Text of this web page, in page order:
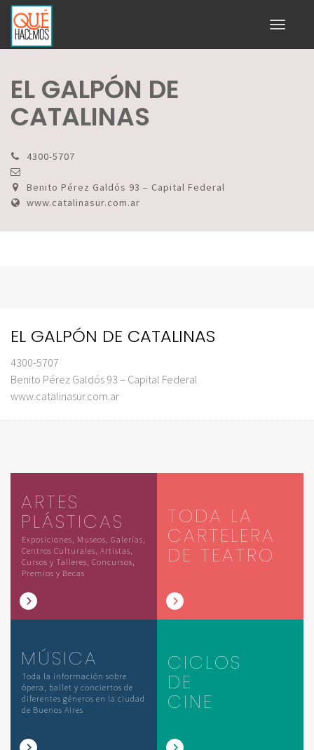
Toggle
EL GALPÓN DE
CATALINAS
4300-5707
Benito Pérez Galdós 93 – Capital Federal
www.catalinasur.com.ar
EL GALPÓN DE CATALINAS
4300-5707
Benito Pérez Galdós 93 – Capital Federal
www.catalinasur.com.ar
ARTES
PLÁSTICAS
Exposiciones, Museos, Galerías,
Centros Culturales, Artistas,
Cursos y Talleres, Concursos,
Premios y Becas
TODA LA
CARTELERA
DE TEATRO
MÚSICA
Toda la información sobre
ópera, ballet y conciertos de
diferentes géneros en la ciudad
de Buenos Aires
CICLOS
DE
CINE